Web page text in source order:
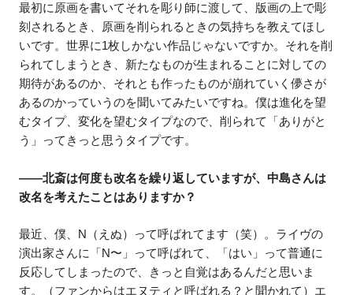
最初に原画を書いてそれを彫り師に渡して、版画の上で彫
刻されるとき、原画を削られるときの気持ちを教えてほし
いです。世界に1枚しかない作品じゃないですか。それを削
られてしまうとき、新たなものが生まれることに対しての
期待があるのか、それとも作ったものが崩れていく儚さが
あるのかっていうのを聞いてみたいですね。僕は進化を望
むタイプ、変化を望むタイプなので、削られて「ありがと
う」ってきっと思うタイプです。
――北斎は何度も改名を繰り返していますが、中島さんは
改名を考えたことはありますか？
最近、僕、N（えぬ）って呼ばれてます（笑）。ライヴの
演出家さんに「N〜」って呼ばれて、「はい」って普通に
反応してしまったので、きっと自覚はあるんだと思いま
す。（ファンからはエヌティと呼ばれる？と聞かれて）エ